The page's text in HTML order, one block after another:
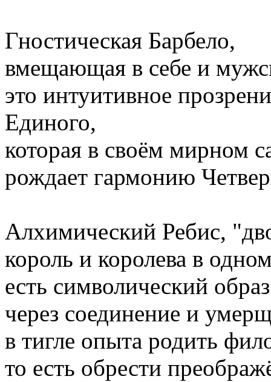
Гностическая Барбело,
вмещающая в себе и
это интуитивное
Единого,
которая в своём мирном
рождает гармонию
Алхимический Ребис,
король и королева в
есть символический
через соединение и
в тигле опыта родить
то есть обрести